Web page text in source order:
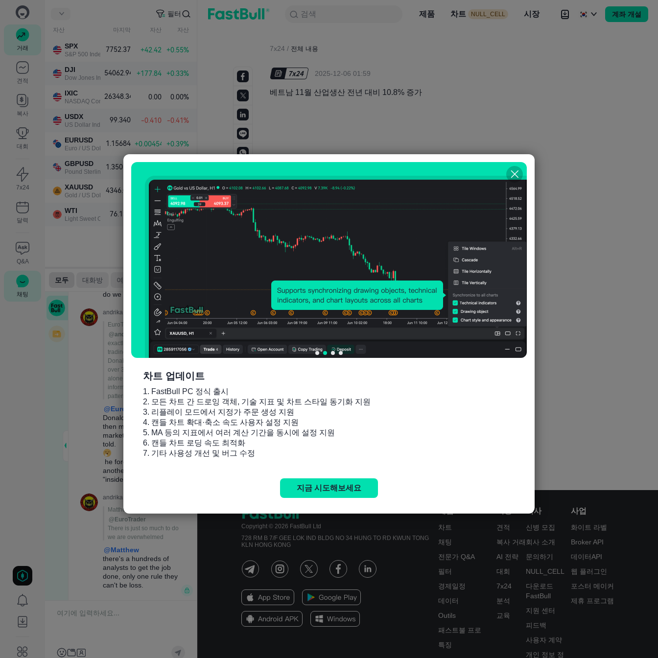
거래
견적
복사
대회
7x24
달력
Q&A
채팅
필터
자산 마지막 자산 자산
SPX
S&P 500 Index
7752.37 +42.42 +0.55%
DJI
Dow Jones Industrial Average
54062.94 +177.84 +0.33%
IXIC
NASDAQ Composite Index
26348.34 0.00 0.00%
USDX
US Dollar Index
99.340 -0.410 -0.41%
EURUSD
Euro / US Dollar
1.15684 +0.00454 +0.39%
GBPUSD
Pound Sterling / US Dollar
1.35019
XAUUSD
Gold / US Dollar
4346.05 +106.03 +2.50%
WTI
Light Sweet Crude Oil
76.137 -1.202 -1.55%
검색 제품 차트 NULL_CELL 시장 계좌 개설
검색
NULL_CELL 시장 뉴스 전략 Brokers 더
7x24 / 전체 내용
2025-12-06 01:59
베트남 11월 산업생산 전년 대비 10.8% 증가
Copyright © 2026 FastBull Ltd
728 RM B 7/F GEE LOK IND BLDG NO 34 HUNG TO RD KWUN TONG
KLN HONG KONG
차트
채팅
전문가 Q&A
필터
경제일정
데이터
Outils
패스트불 프로
특징
견적
복사 거래
AI 전략
대회
7x24
분석
교육
회사
신병 모집
회사 소개
문의하기
NULL_CELL
다운로드
FastBull
지원 센터
피드백
사용자 계약
개인 정보 정
사업
화이트 라벨
Broker API
데이터API
웹 플러그인
포스터 메이커
제휴 프로그램
차트 업데이트
1. FastBull PC 정식 출시
2. 모든 차트 간 드로잉 객체, 기술 지표 및 차트 스타일 동기화 지원
3. 리플레이 모드에서 지정가 주문 생성 지원
4. 캔들 차트 확대·축소 속도 사용자 설정 지원
5. MA 등의 지표에서 여러 계산 기간을 동시에 설정 지원
6. 캔들 차트 로딩 속도 최적화
7. 기타 사용성 개선 및 버그 수정
지금 시도해보세요